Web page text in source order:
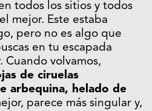
todos los sitios y todos
mejor. Este estaba
pero no es algo que
en tu escapada
Cuando volvamos,
de ciruelas
arbequina, helado de
parece más singular y,